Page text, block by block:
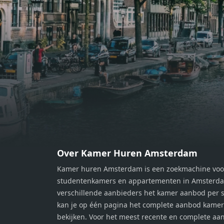
balkon op, waar je kunt genieten
van een prachtig uitzicht en een
moment van rust. De woning
beschikt over twee comfortabele
slaapkamers van respectievelijk 12,1
m² en 8 m². Beide kamers bieden tal
van mogelijkheden, zoals een fijne
werkplek, een logeerkamer of een
persoonlijke slaapkamer. De
gemak en privacy. Gelegen in een
op een perfecte locatie. Winkels,
naar Amsterdam zijn allemaal
van
m²
van
op
Over Kamer Huren Amsterdam
Kamer huren Amsterdam is een zoekmachine
studentenkamers en appartementen in
verschillende aanbieders het kamer aanbod per
kan je op één pagina het complete aanbod
bekijken. Voor het meest recente en complete